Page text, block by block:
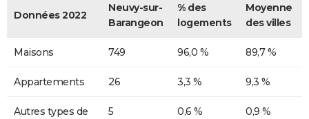
Données 2022
Neuvy-sur-
Barangeon
% des
logements
Moyenne
des villes
Maisons 749 96,0 % 89,7 %
Appartements 26 3,3 % 9,3 %
Autres types de
5 0,6 % 0,9 %